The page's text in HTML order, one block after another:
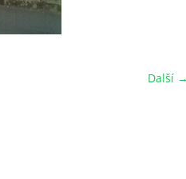
Další →